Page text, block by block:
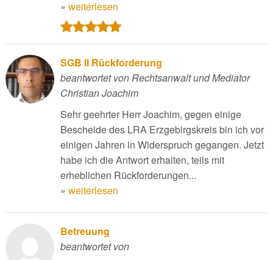
» weiterlesen
SGB II Rückforderung
beantwortet von Rechtsanwalt und Mediator
Christian Joachim
Sehr geehrter Herr Joachim, gegen einige
Bescheide des LRA Erzgebirgskreis bin ich vor
einigen Jahren in Widerspruch gegangen. Jetzt
habe ich die Antwort erhalten, teils mit
erheblichen Rückforderungen...
» weiterlesen
Betreuung
beantwortet von